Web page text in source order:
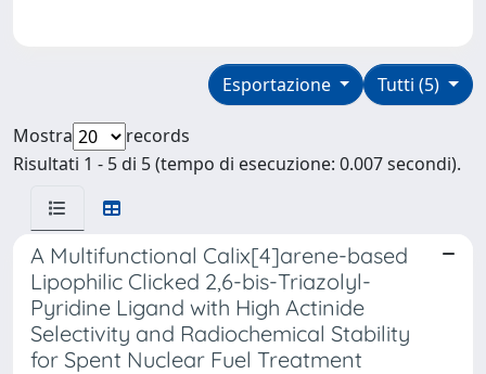
Tutti (5)
Esportazione
Mostra
records
Risultati 1 - 5 di 5 (tempo di esecuzione: 0.007 secondi).
A Multifunctional Calix[4]arene-based
Lipophilic Clicked 2,6-bis-Triazolyl-
Pyridine Ligand with High Actinide
Selectivity and Radiochemical Stability
for Spent Nuclear Fuel Treatment